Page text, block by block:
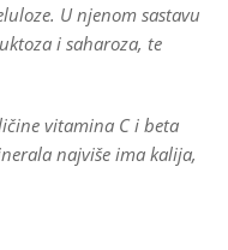
U njenom sastavu
i saharoza, te
vitamina C i beta
najviše ima kalija,